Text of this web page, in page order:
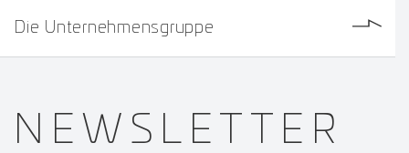
Die Unternehmensgruppe
NEWS­ LETTER